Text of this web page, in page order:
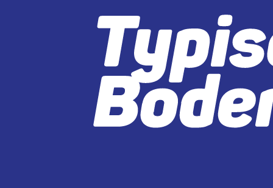
IMPRESSUM
ANGABEN GEMÄSS § 5 DDG:
neomediaVerlag GmbH